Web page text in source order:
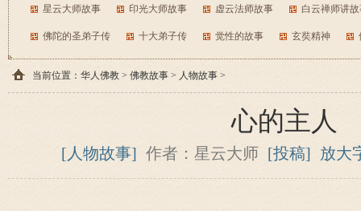
星云大师故事 印光大师故事 虚云法师故事 白云禅师讲
佛陀的圣弟子传 十大弟子传 觉性的故事 玄奘精神
当前位置： 华人佛教 > 佛教故事 > 人物故事 >
心的主人
[人物故事] 作者：星云大师 [投稿] 放大